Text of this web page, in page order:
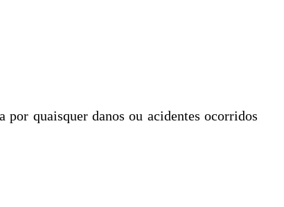
quaisquer danos ou acidentes ocorridos